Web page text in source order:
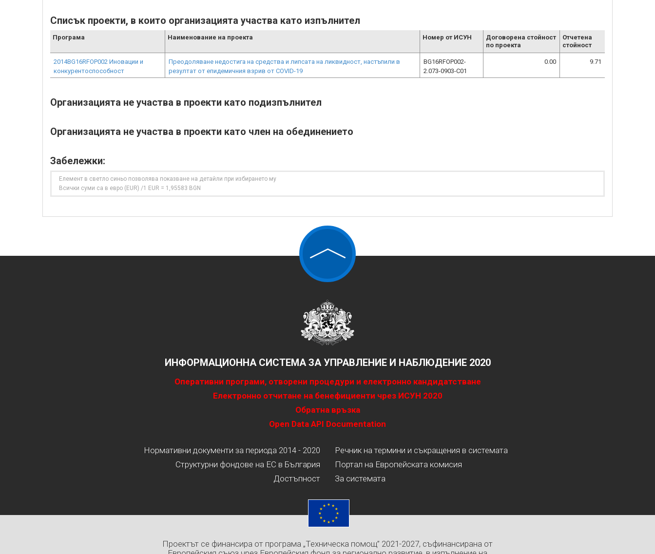
Списък проекти, в които организацията участва като изпълнител
Програма Наименование на проекта Номер от ИСУН
Договорена стойност
по проекта
Отчетена
стойност
2014BG16RFOP002 Иновации и
конкурентоспособност
Преодоляване недостига на средства и липсата на ликвидност, настъпили в
резултат от епидемичния взрив от COVID-19
BG16RFOP002-
2.073-0903-C01
0.00 9.71
Организацията не участва в проекти като подизпълнител
Организацията не участва в проекти като член на обединението
Забележки:
Елемент в светло синьо позволява показване на детайли при избирането му
Всички суми са в евро (EUR) /1 EUR = 1,95583 BGN
ИНФОРМАЦИОННА СИСТЕМА ЗА УПРАВЛЕНИЕ И НАБЛЮДЕНИЕ 2020
Оперативни програми, отворени процедури и електронно кандидатстване
Електронно отчитане на бенефициенти чрез ИСУН 2020
Обратна връзка
Open Data API Documentation
Нормативни документи за периода 2014 - 2020
Структурни фондове на ЕС в България
Достъпност
Речник на термини и съкращения в системата
Портал на Европейската комисия
За системата
Проектът се финансира от програма „Техническа помощ” 2021-2027, съфинансирана от